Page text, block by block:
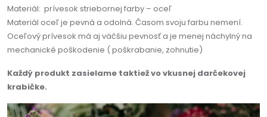
Materiál: prívesok striebornej farby – oceľ
Materiál oceľ je pevná a odolná. Časom svoju farbu nemení.
Oceľový prívesok má aj väčšiu pevnosť a je menej náchylný na
mechanické poškodenie ( poškrabanie, zohnutie)
Každý produkt zasielame taktiež vo vkusnej darčekovej
krabičke.